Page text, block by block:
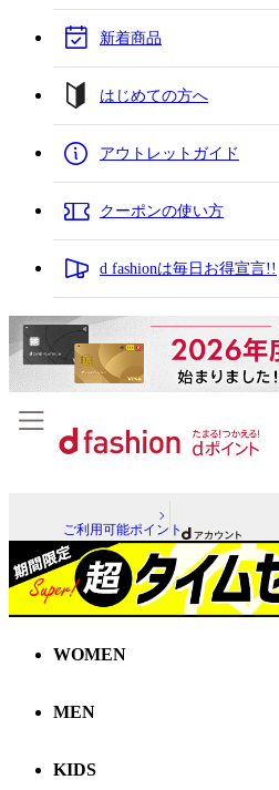
新着商品
はじめての方へ
アウトレットガイド
クーポンの使い方
d fashionは毎日お得宣言!!
ご利用可能ポイント
WOMEN
MEN
KIDS